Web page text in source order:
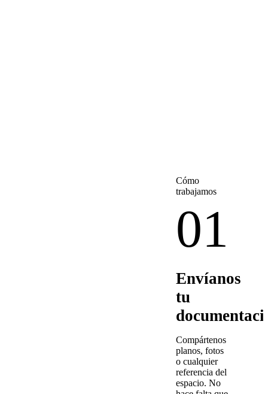
Cómo
trabajamos
01
Envíanos
tu
Compártenos
planos, fotos
o cualquier
referencia del
espacio. No